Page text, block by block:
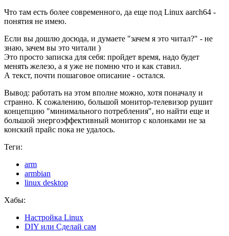
Что там есть более современного, да еще под Linux aarch64 -
понятия не имею.
Если вы дошлю досюда, и думаете "зачем я это читал?" - не
знаю, зачем вы это читали )
Это просто записка для себя: пройдет время, надо будет
менять железо, а я уже не помню что и как ставил.
А текст, почти пошаговое описание - остался.
Вывод: работать на этом вполне можно, хотя поначалу и
странно. К сожалению, большой монитор-телевизор рушит
концепцию "минимального потребления", но найти еще и
большой энергоэффективный монитор с колонками не за
конский прайс пока не удалось.
Теги:
arm
armbian
linux desktop
Хабы:
Настройка Linux
DIY или Сделай сам